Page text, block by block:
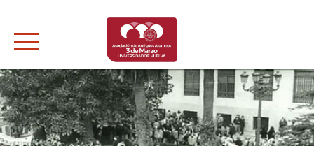
content